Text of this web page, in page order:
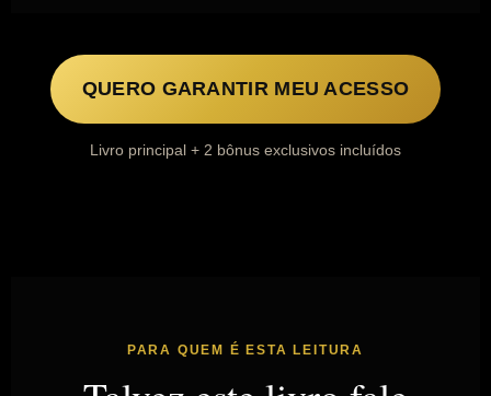
QUERO GARANTIR MEU ACESSO
Livro principal + 2 bônus exclusivos incluídos
PARA QUEM É ESTA LEITURA